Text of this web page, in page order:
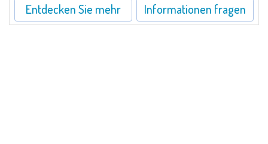
Entdecken Sie mehr Informationen fragen